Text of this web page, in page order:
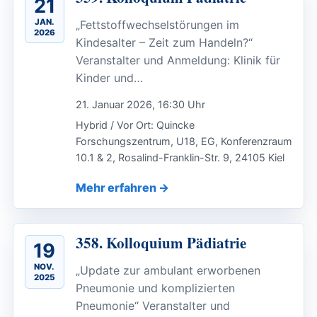
21
JAN.
2026
„Fettstoffwechselstörungen im
Kindesalter – Zeit zum Handeln?“
Veranstalter und Anmeldung: Klinik für
Kinder und…
21. Januar 2026, 16:30 Uhr
Hybrid / Vor Ort: Quincke
Forschungszentrum, U18, EG, Konferenzraum
10.1 & 2, Rosalind-Franklin-Str. 9, 24105 Kiel
Mehr erfahren
19
NOV.
2025
358. Kolloquium Pädiatrie
„Update zur ambulant erworbenen
Pneumonie und komplizierten
Pneumonie“ Veranstalter und